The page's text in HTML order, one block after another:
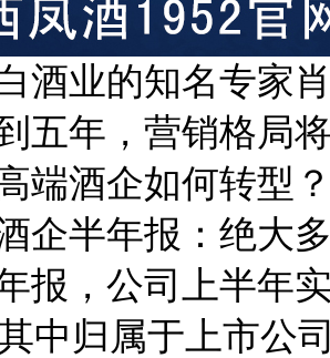
酒业的知名专家
五年，营销格局
端酒企如何转型
企半年报：绝大
报，公司上半年
中归属于上市公